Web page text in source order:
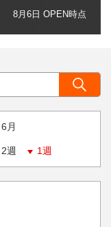
8月6日 OPEN時点
6月
2週 1週